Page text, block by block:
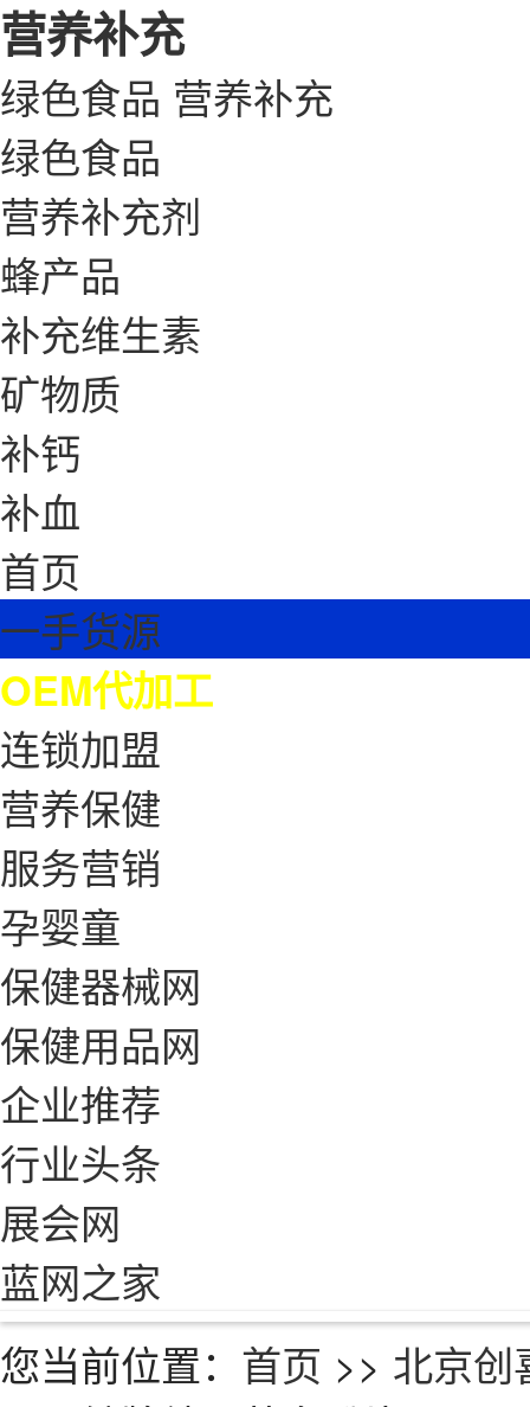
营养补充
绿色食品 营养补充
绿色食品
营养补充剂
蜂产品
补充维生素
矿物质
补钙
补血
首页
一手货源
OEM代加工
连锁加盟
营养保健
服务营销
孕婴童
保健器械网
保健用品网
企业推荐
行业头条
展会网
蓝网之家
您当前位置： 首页 >> 北京创